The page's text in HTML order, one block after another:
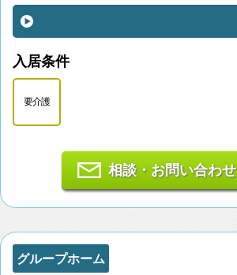
入居条件
要介護
相談・お問い合わせ
グループホーム